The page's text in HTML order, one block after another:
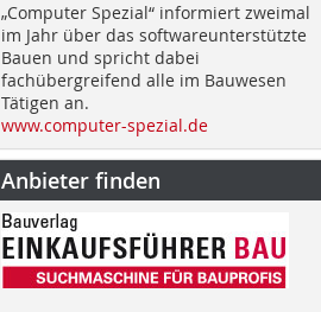
„Computer Spezial“ informiert zweimal
im Jahr über das softwareunterstützte
Bauen und spricht dabei
fachübergreifend alle im Bauwesen
Tätigen an.
www.computer-spezial.de
Anbieter finden